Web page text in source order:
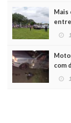
Mais
com